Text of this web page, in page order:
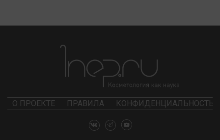
О ПРОЕКТЕ ПРАВИЛА КОНФИДЕНЦИАЛЬНОСТЬ